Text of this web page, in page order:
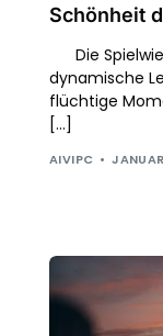
Schönheit
Die
dynamische
flüchtige
[…]
AIVIPC